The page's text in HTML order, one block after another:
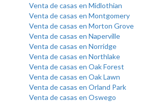
Venta de casas en Midlothian
Venta de casas en Montgomery
Venta de casas en Morton Grove
Venta de casas en Naperville
Venta de casas en Norridge
Venta de casas en Northlake
Venta de casas en Oak Forest
Venta de casas en Oak Lawn
Venta de casas en Orland Park
Venta de casas en Oswego